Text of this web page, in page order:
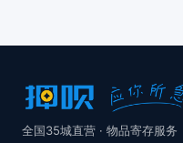
全国35城直营 · 物品寄存服务